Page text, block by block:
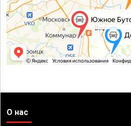
О нас